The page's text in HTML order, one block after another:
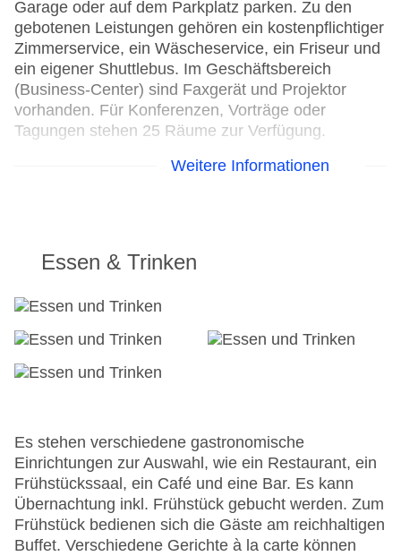
Garage oder auf dem Parkplatz parken. Zu den
gebotenen Leistungen gehören ein kostenpflichtiger
Zimmerservice, ein Wäscheservice, ein Friseur und
ein eigener Shuttlebus. Im Geschäftsbereich
(Business-Center) sind Faxgerät und Projektor
vorhanden. Für Konferenzen, Vorträge oder
Tagungen stehen 25 Räume zur Verfügung.
Konferenzraum
Garage
Hotelsafe
WLAN/WiFi im Hotel
Lift
Zimmerservice: gegen Gebühr
Gesamtanzahl der Stockwerke: 10
Gesamtanzahl der Zimmer: 228
Zahlungsarten: American Express, Diners Club,
Mastercard, Visa
Landeskategorie: 4 Sterne
Weitere Informationen
Essen & Trinken
Es stehen verschiedene gastronomische
Einrichtungen zur Auswahl, wie ein Restaurant, ein
Frühstückssaal, ein Café und eine Bar. Es kann
Übernachtung inkl. Frühstück gebucht werden. Zum
Frühstück bedienen sich die Gäste am reichhaltigen
Buffet. Verschiedene Gerichte à la carte können